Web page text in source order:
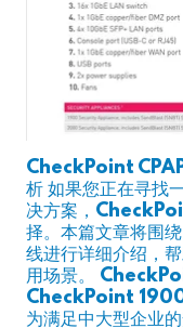
CheckPoint
析 如果您正在寻找
决方案，
择。本篇文章将围
线进行详细介绍，
用场景。
CheckPoint 1900
为满足中大型企业